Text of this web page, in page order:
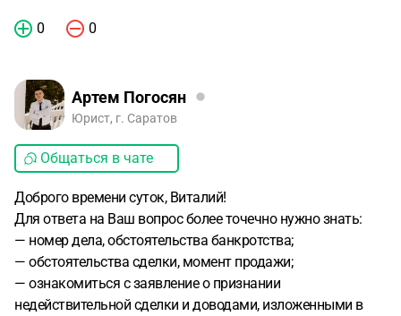
0 0
Артем Погосян
Юрист, г. Саратов
Общаться в чате
Доброго времени суток, Виталий!
Для ответа на Ваш вопрос более точечно нужно знать:
— номер дела, обстоятельства банкротства;
— обстоятельства сделки, момент продажи;
— ознакомиться с заявление о признании
недействительной сделки и доводами, изложенными в